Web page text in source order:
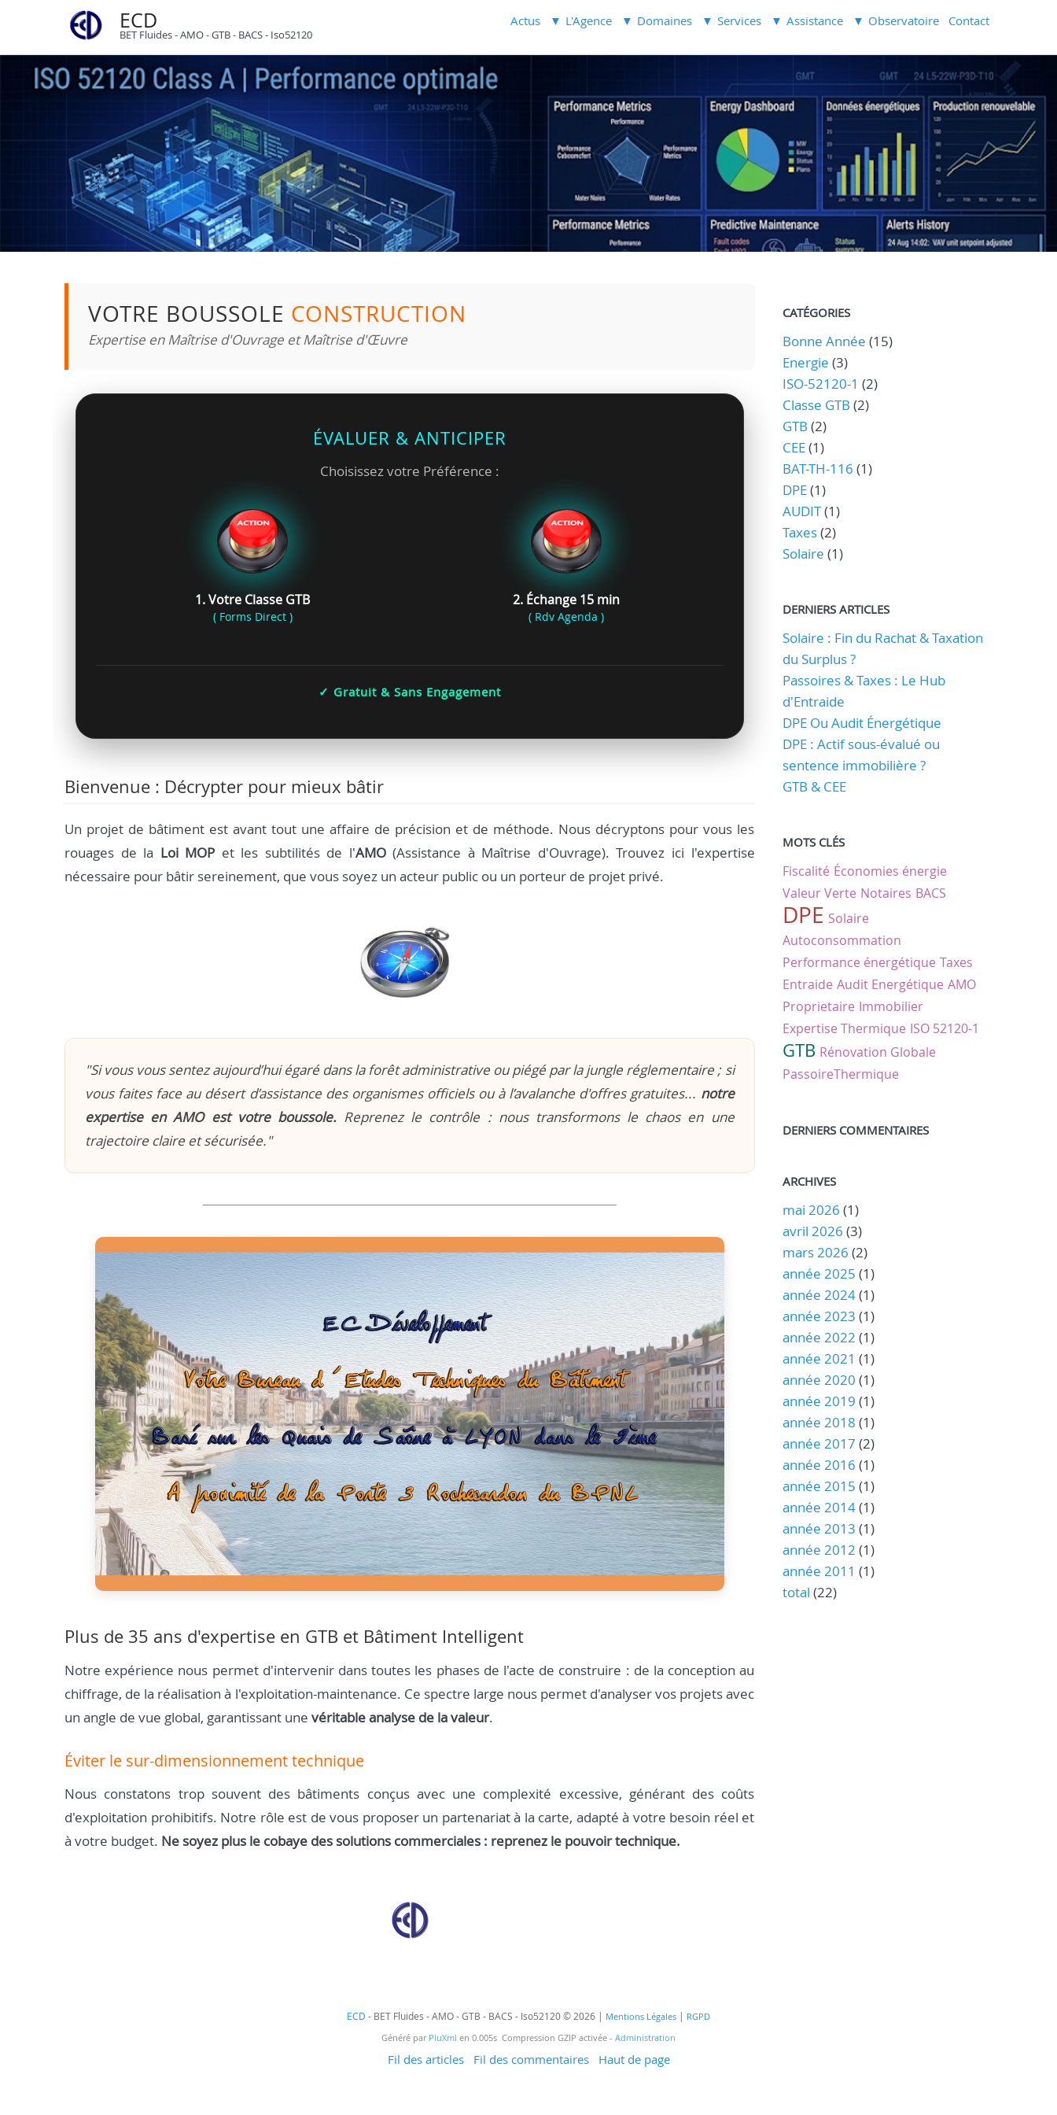
ECD
BET Fluides - AMO - GTB - BACS - Iso52120
Actus L'Agence Domaines Services Assistance Observatoire Contact
VOTRE BOUSSOLE CONSTRUCTION
Expertise en Maîtrise d'Ouvrage et Maîtrise d'Œuvre
ÉVALUER & ANTICIPER
Choisissez votre Préférence :
1. Votre Classe GTB
( Forms Direct )
2. Échange 15 min
( Rdv Agenda )
✓ Gratuit & Sans Engagement
Bienvenue : Décrypter pour mieux bâtir
Un projet de bâtiment est avant tout une affaire de précision et de méthode. Nous décryptons pour vous les
rouages de la Loi MOP et les subtilités de l'AMO(Assistance à Maîtrise d'Ouvrage). Trouvez ici l'expertise
nécessaire pour bâtir sereinement, que vous soyez un acteur public ou un porteur de projet privé.
"Si vous vous sentez aujourd’hui égaré dans la forêt administrative ou piégé par la jungle réglementaire ; si
vous faites face au désert d’assistance des organismes officiels ou à l’avalanche d'offres gratuites... notre
expertise en AMO est votre boussole.Reprenez le contrôle : nous transformons le chaos en une
trajectoire claire et sécurisée."
Plus de 35 ans d'expertise en GTB et Bâtiment Intelligent
Notre expérience nous permet d'intervenir dans toutes les phases de l'acte de construire : de la conception au
chiffrage, de la réalisation à l'exploitation-maintenance. Ce spectre large nous permet d'analyser vos projets avec
un angle de vue global, garantissant une véritable analyse de la valeur.
Éviter le sur-dimensionnement technique
Nous constatons trop souvent des bâtiments conçus avec une complexité excessive, générant des coûts
d'exploitation prohibitifs. Notre rôle est de vous proposer un partenariat à la carte, adapté à votre besoin réel et
à votre budget. Ne soyez plus le cobaye des solutions commerciales : reprenez le pouvoir technique.
CATÉGORIES
Bonne Année (15)
Energie (3)
ISO-52120-1 (2)
Classe GTB (2)
GTB (2)
CEE(1)
BAT-TH-116 (1)
DPE(1)
AUDIT(1)
Taxes(2)
Solaire (1)
DERNIERS ARTICLES
Solaire : Fin du Rachat & Taxation
du Surplus ?
Passoires & Taxes : Le Hub
d'Entraide
DPE Ou Audit Énergétique
DPE : Actif sous-évalué ou
sentence immobilière ?
GTB & CEE
MOTS CLÉS
Fiscalité Économies énergie
Valeur Verte Notaires BACS
DPE Solaire
Autoconsommation
Performance énergétique Taxes
Entraide Audit Energétique AMO
Proprietaire Immobilier
Expertise Thermique ISO 52120-1
GTB Rénovation Globale
PassoireThermique
DERNIERS COMMENTAIRES
ARCHIVES
mai 2026 (1)
avril 2026 (3)
mars 2026 (2)
année 2025 (1)
année 2024(1)
année 2023 (1)
année 2022 (1)
année 2021 (1)
année 2020 (1)
année 2019 (1)
année 2018 (1)
année 2017 (2)
année 2016 (1)
année 2015 (1)
année 2014(1)
année 2013 (1)
année 2012 (1)
année 2011 (1)
total (22)
ECD - BET Fluides - AMO - GTB - BACS - Iso52120 © 2026 | Mentions Légales | RGPD
Généré par PluXml en 0.005s Compression GZIP activée - Administration
Fil des articles Fil des commentaires Haut de page